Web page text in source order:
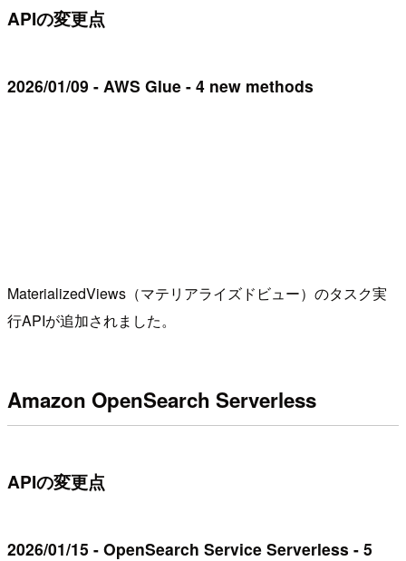
APIの変更点
2026/01/09 - AWS Glue - 4 new methods
MaterializedViews（マテリアライズドビュー）のタスク実
行APIが追加されました。
Amazon OpenSearch Serverless
APIの変更点
2026/01/15 - OpenSearch Service Serverless - 5